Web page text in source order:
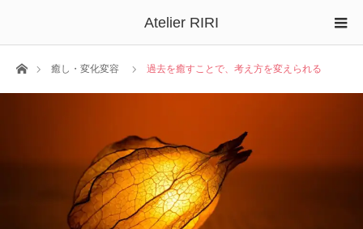
Atelier RIRI
ホーム癒し・変化変容 過去を癒すことで、考え方を変えられる